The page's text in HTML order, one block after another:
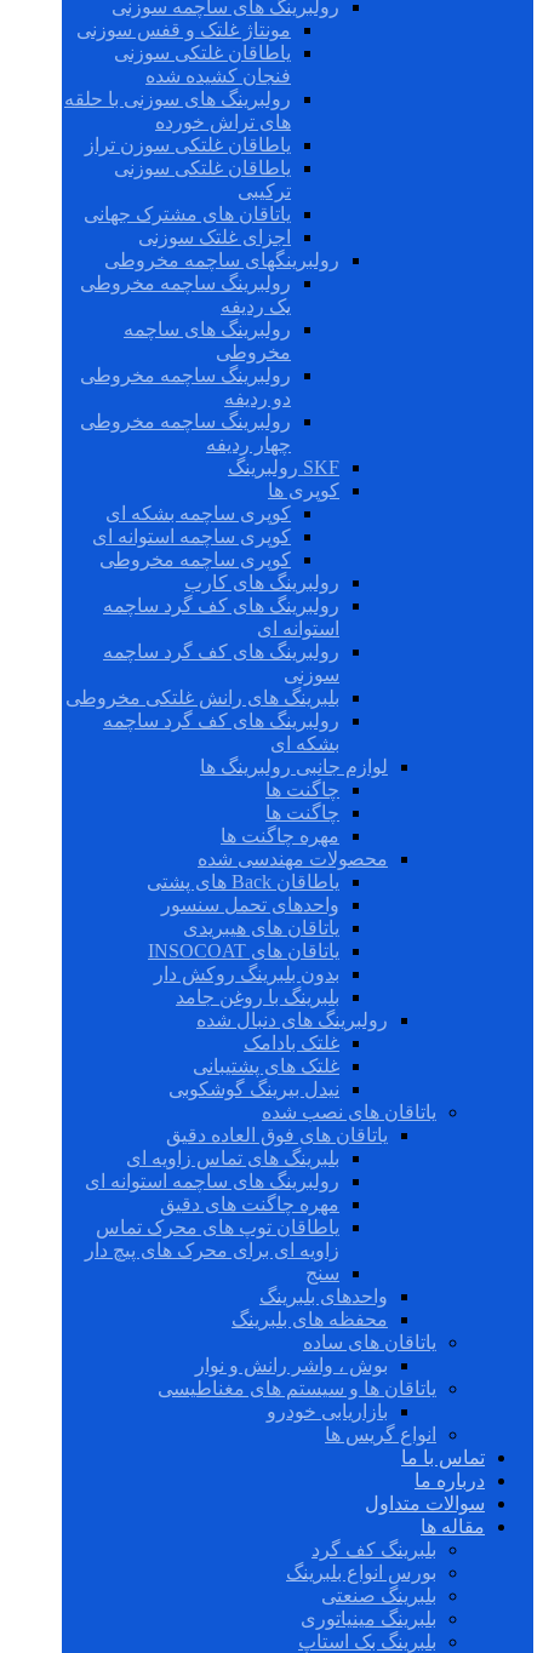
رولبرینگ های ساچمه سوزنی
مونتاژ غلتک و قفس سوزنی
یاطاقان غلتکی سوزنی
فنجان کشیده شده
رولبرینگ های سوزنی با حلقه
های تراش خورده
یاطاقان غلتکی سوزن تراز
یاطاقان غلتکی سوزنی
ترکیبی
یاتاقان های مشترک جهانی
اجزای غلتک سوزنی
رولبرینگهای ساچمه مخروطی
رولبرینگ ساچمه مخروطی
یک ردیفه
رولبرینگ های ساچمه
مخروطی
رولبرینگ ساچمه مخروطی
دو ردیفه
رولبرینگ ساچمه مخروطی
چهار ردیفه
SKF رولبرینگ
کوپری ها
کوپری ساچمه بشکه ای
کوپری ساچمه استوانه ای
کوپری ساچمه مخروطی
رولبرینگ های کارب
رولبرینگ های کف گرد ساچمه
استوانه ای
رولبرینگ های کف گرد ساچمه
سوزنی
بلبرینگ های رانش غلتکی مخروطی
رولبرینگ های کف گرد ساچمه
بشکه ای
لوازم جانبی رولبرینگ ها
چاگنت ها
چاگنت ها
مهره چاگنت ها
محصولات مهندسی شده
یاطاقان Back های پشتی
واحدهای تحمل سنسور
یاتاقان های هیبریدی
یاتاقان های INSOCOAT
بدون بلبرینگ روکش دار
بلبرینگ با روغن جامد
رولبرینگ های دنبال شده
غلتک بادامک
غلتک های پشتیبانی
نیدل بیرینگ گوشکوبی
یاتاقان های نصب شده
یاتاقان های فوق العاده دقیق
بلبرینگ های تماس زاویه ای
رولبرینگ های ساچمه استوانه ای
مهره چاگنت های دقیق
یاطاقان توپ های محرک تماس
زاویه ای برای محرک های پیچ دار
سنج
واحدهای بلبرینگ
محفظه های بلبرینگ
یاتاقان های ساده
بوش ، واشر رانش و نوار
یاتاقان ها و سیستم های مغناطیسی
بازاریابی خودرو
انواع گریس ها
تماس با ما
درباره ما
سوالات متداول
مقاله ها
بلبرینگ کف گرد
بورس انواع بلبرینگ
بلبرینگ صنعتی
بلبرینگ مینیاتوری
بلبرینگ بک استاپ